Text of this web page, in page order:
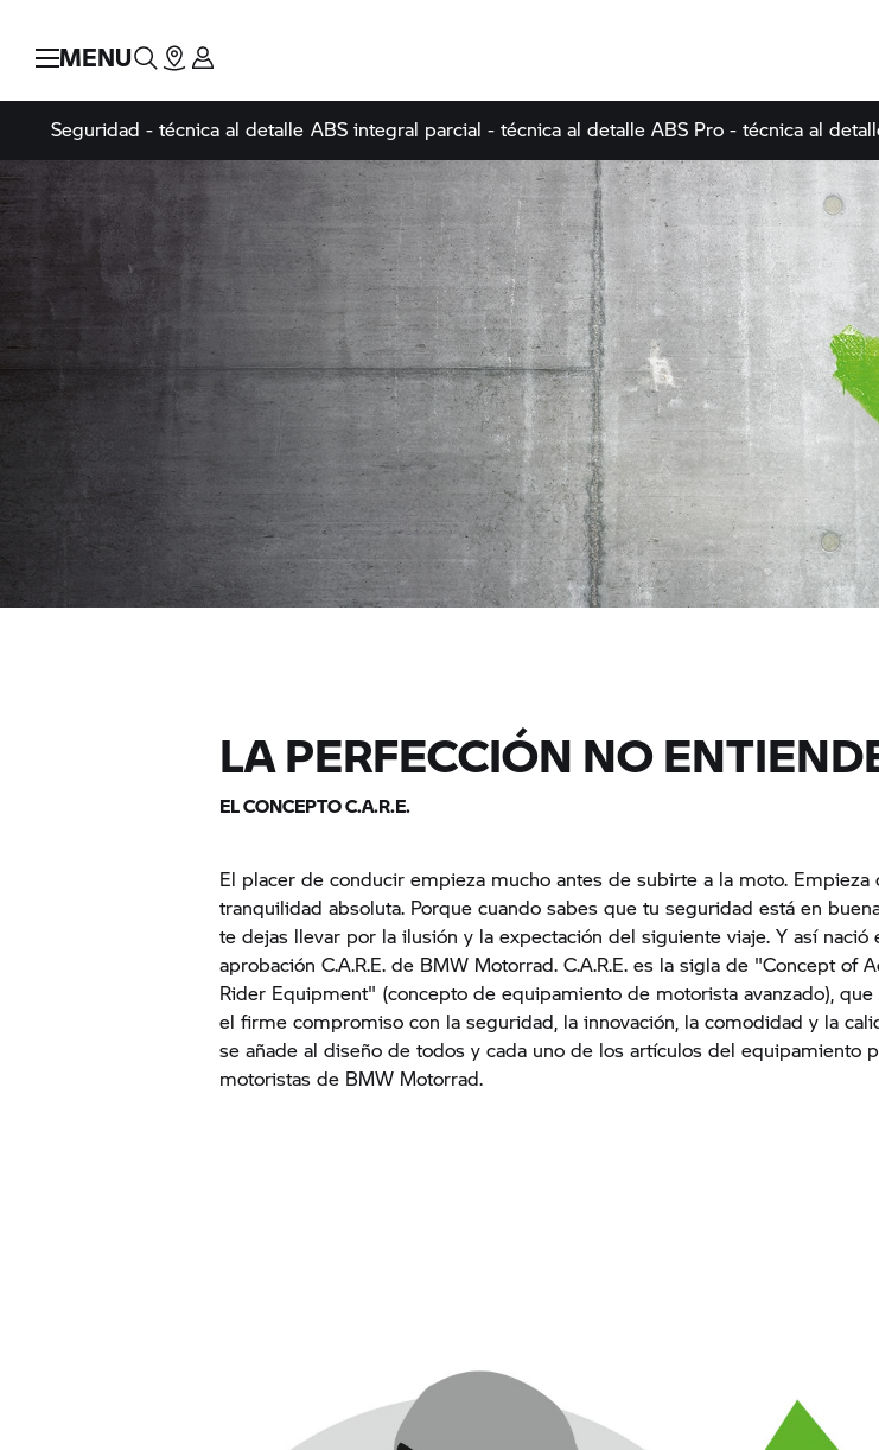
MENU
Seguridad - técnica al detalle ABS integral parcial - técnica al detalle ABS Pro - técnica al
LA PERFECCIÓN NO
EL CONCEPTO C.A.R.E.
El placer de conducir empieza mucho antes de subirte a la moto. Empieza
tranquilidad absoluta. Porque cuando sabes que tu seguridad está en
te dejas llevar por la ilusión y la expectación del siguiente viaje. Y así nació
aprobación C.A.R.E. de BMW Motorrad. C.A.R.E. es la sigla de "Concept of
Rider Equipment" (concepto de equipamiento de motorista avanzado),
el firme compromiso con la seguridad, la innovación, la comodidad y la
se añade al diseño de todos y cada uno de los artículos del equipamiento
motoristas de BMW Motorrad.